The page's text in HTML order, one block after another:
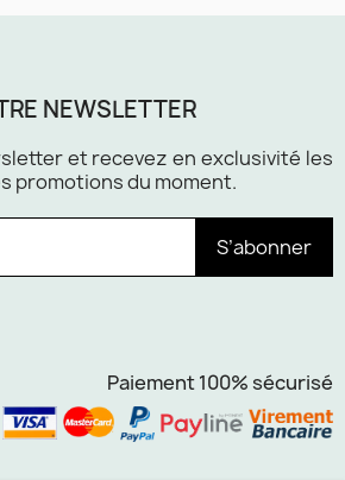
NEWSLETTER
et recevez en exclusivité les
promotions du moment.
S’abonner
Paiement 100% sécurisé